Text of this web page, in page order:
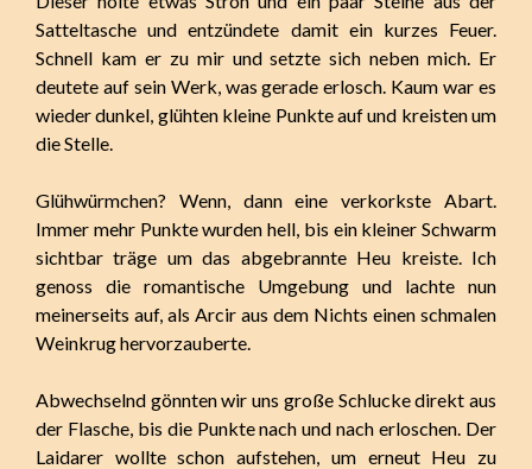
Satteltasche und entzündete damit ein kurzes Feuer.
Schnell kam er zu mir und setzte sich neben mich. Er
deutete auf sein Werk, was gerade erlosch. Kaum war es
wieder dunkel, glühten kleine Punkte auf und kreisten um
die Stelle.
Glühwürmchen? Wenn, dann eine verkorkste Abart.
Immer mehr Punkte wurden hell, bis ein kleiner Schwarm
sichtbar träge um das abgebrannte Heu kreiste. Ich
genoss die romantische Umgebung und lachte nun
meinerseits auf, als Arcir aus dem Nichts einen schmalen
Weinkrug hervorzauberte.
Abwechselnd gönnten wir uns große Schlucke direkt aus
der Flasche, bis die Punkte nach und nach erloschen. Der
Laidarer wollte schon aufstehen, um erneut Heu zu